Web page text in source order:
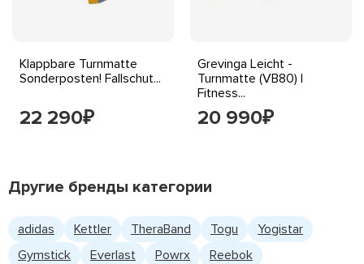
Klappbare Turnmatte
Sonderposten! Fallschut...
22 290₽
Grevinga Leicht -
Turnmatte (VB80) |
Fitness...
20 990₽
Другие бренды категории
adidas Kettler TheraBand Togu
Yogistar
Gymstick
Everlast Powrx Reebok